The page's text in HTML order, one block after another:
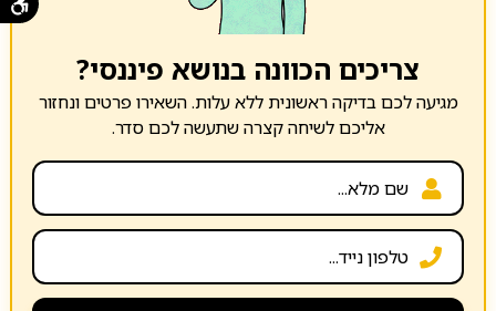
צריכים הכוונה בנושא פיננסי?
מגיעה לכם בדיקה ראשונית ללא עלות. השאירו פרטים ונחזור
אליכם לשיחה קצרה שתעשה לכם סדר.